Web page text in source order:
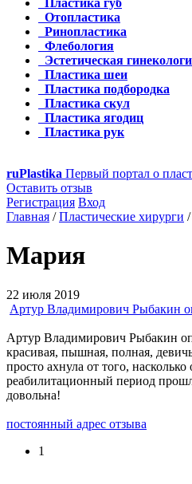
Пластика губ
Отопластика
Ринопластика
Флебология
Эстетическая
Пластика шеи
Пластика подбородка
Пластика скул
Пластика ягодиц
Пластика рук
ruPlastika Первый портал о
Оставить отзыв
Регистрация Вход
Главная /Пластические хирурги /
Мария
22 июля 2019
Артур Владимирович Рыбакин
Артур Владимирович Рыбакин
красивая, пышная, полная,
просто ахнула от того,
реабилитационный период
довольна!
постоянный адрес отзыва
1